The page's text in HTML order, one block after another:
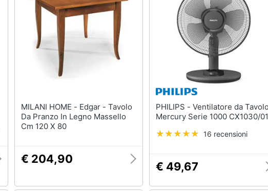
MILANI HOME - Edgar - Tavolo
Da Pranzo In Legno Massello
Cm 120 X 80
€ 204,90
PHILIPS - Ventilatore da Tavolo
Mercury Serie 1000 CX1030/01
16 recensioni
€ 49,67